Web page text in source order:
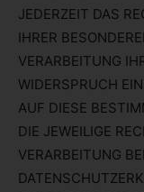
JEDERZEIT DAS
IHRER
VERARBEITUNG
WIDERSPRUCH
AUF DIESE
DIE JEWEILIGE
VERARBEITUNG